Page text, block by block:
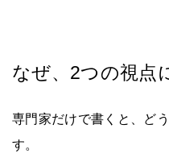
なぜ、2つの視点
専門家だけで書くと、ど
す。